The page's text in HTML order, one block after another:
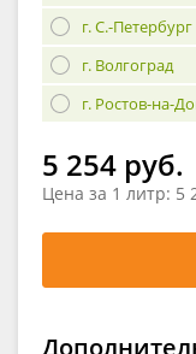
г. С.-Петербург
г. Волгоград
г. Ростов-на-
5 254 руб.
Цена за 1 литр: 5